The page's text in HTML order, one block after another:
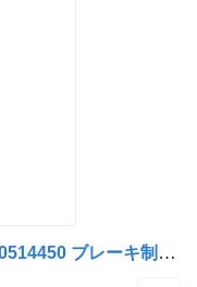
Volvo トラックのためのWABCO 20514450 ブレーキ制御バルブ